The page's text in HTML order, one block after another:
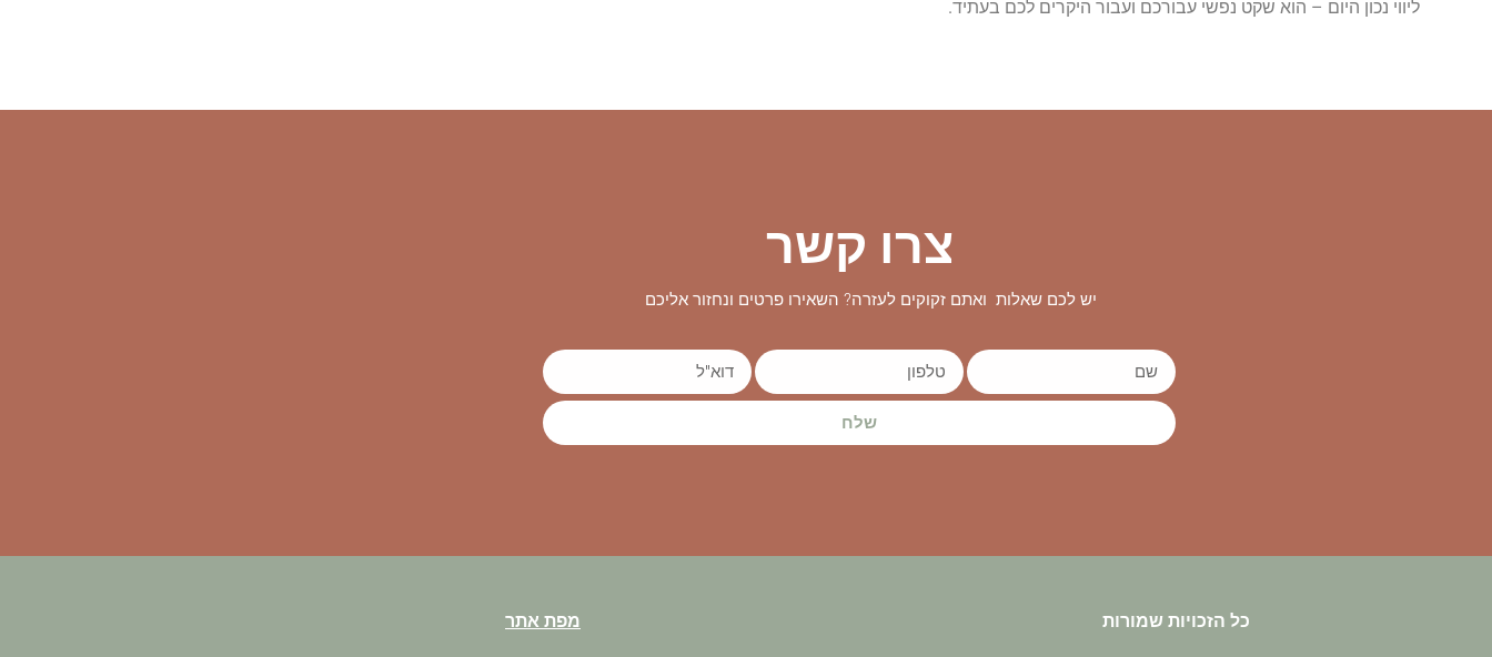
ליווי נכון היום – הוא שקט נפשי עבורכם ועבור היקרים לכם בעתיד.
צרו קשר
יש לכם שאלות ואתם זקוקים לעזרה? השאירו פרטים ונחזור אליכם
שלח
כל הזכויות שמורות מפת אתר